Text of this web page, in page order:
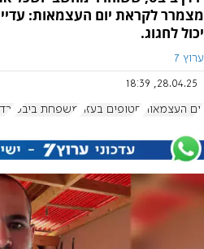
מצמרר לקראת יום העצמאות:
יכול לחגוג.
ערוץ 7
28.04.25, 18:39
יום העצמאות חטופים בעזה משפחת ביבס